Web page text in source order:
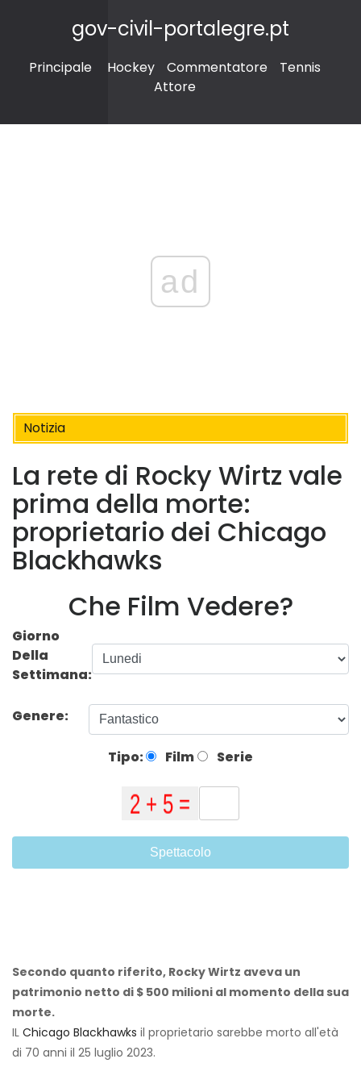
gov-civil-portalegre.pt
Principale Hockey Commentatore
Tennis
Attore
ad
Notizia
La rete di Rocky Wirtz vale
prima della morte:
proprietario dei Chicago
Blackhawks
Che Film Vedere?
Giorno
Della
Settimana:
Genere:
Tipo: Film Serie
Spettacolo
Secondo quanto riferito, Rocky Wirtz aveva un
patrimonio netto di $ 500 milioni al momento della sua
morte.
IL Chicago Blackhawks il proprietario sarebbe morto all'età
di 70 anni il 25 luglio 2023.